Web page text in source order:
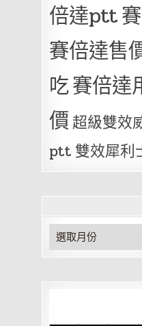
倍達ptt
賽倍達售
吃賽倍達
價超級雙效
ptt 雙效犀利
彙
整